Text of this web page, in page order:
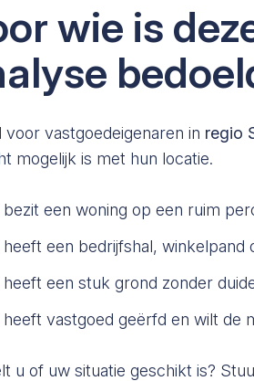
wie is
voor vastgoedeigenaren in regio
mogelijk is met hun locatie.
bezit een woning op een ruim
heeft een bedrijfshal,
heeft een stuk grond zonder
heeft vastgoed geërfd en wilt de
u of uw situatie geschikt is?